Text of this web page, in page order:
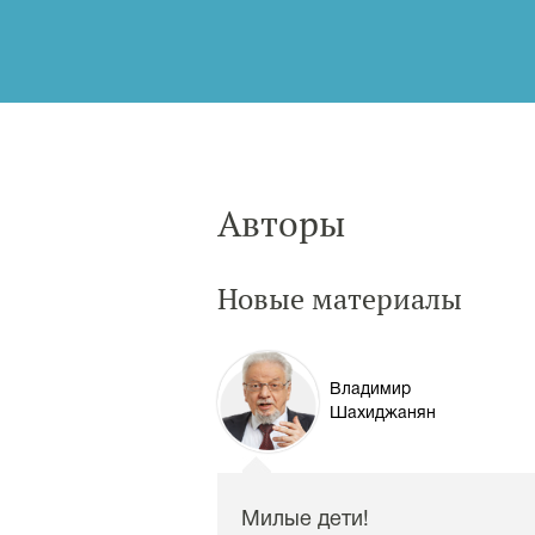
Авторы
Новые материалы
Владимир
Шахиджанян
Милые дети!